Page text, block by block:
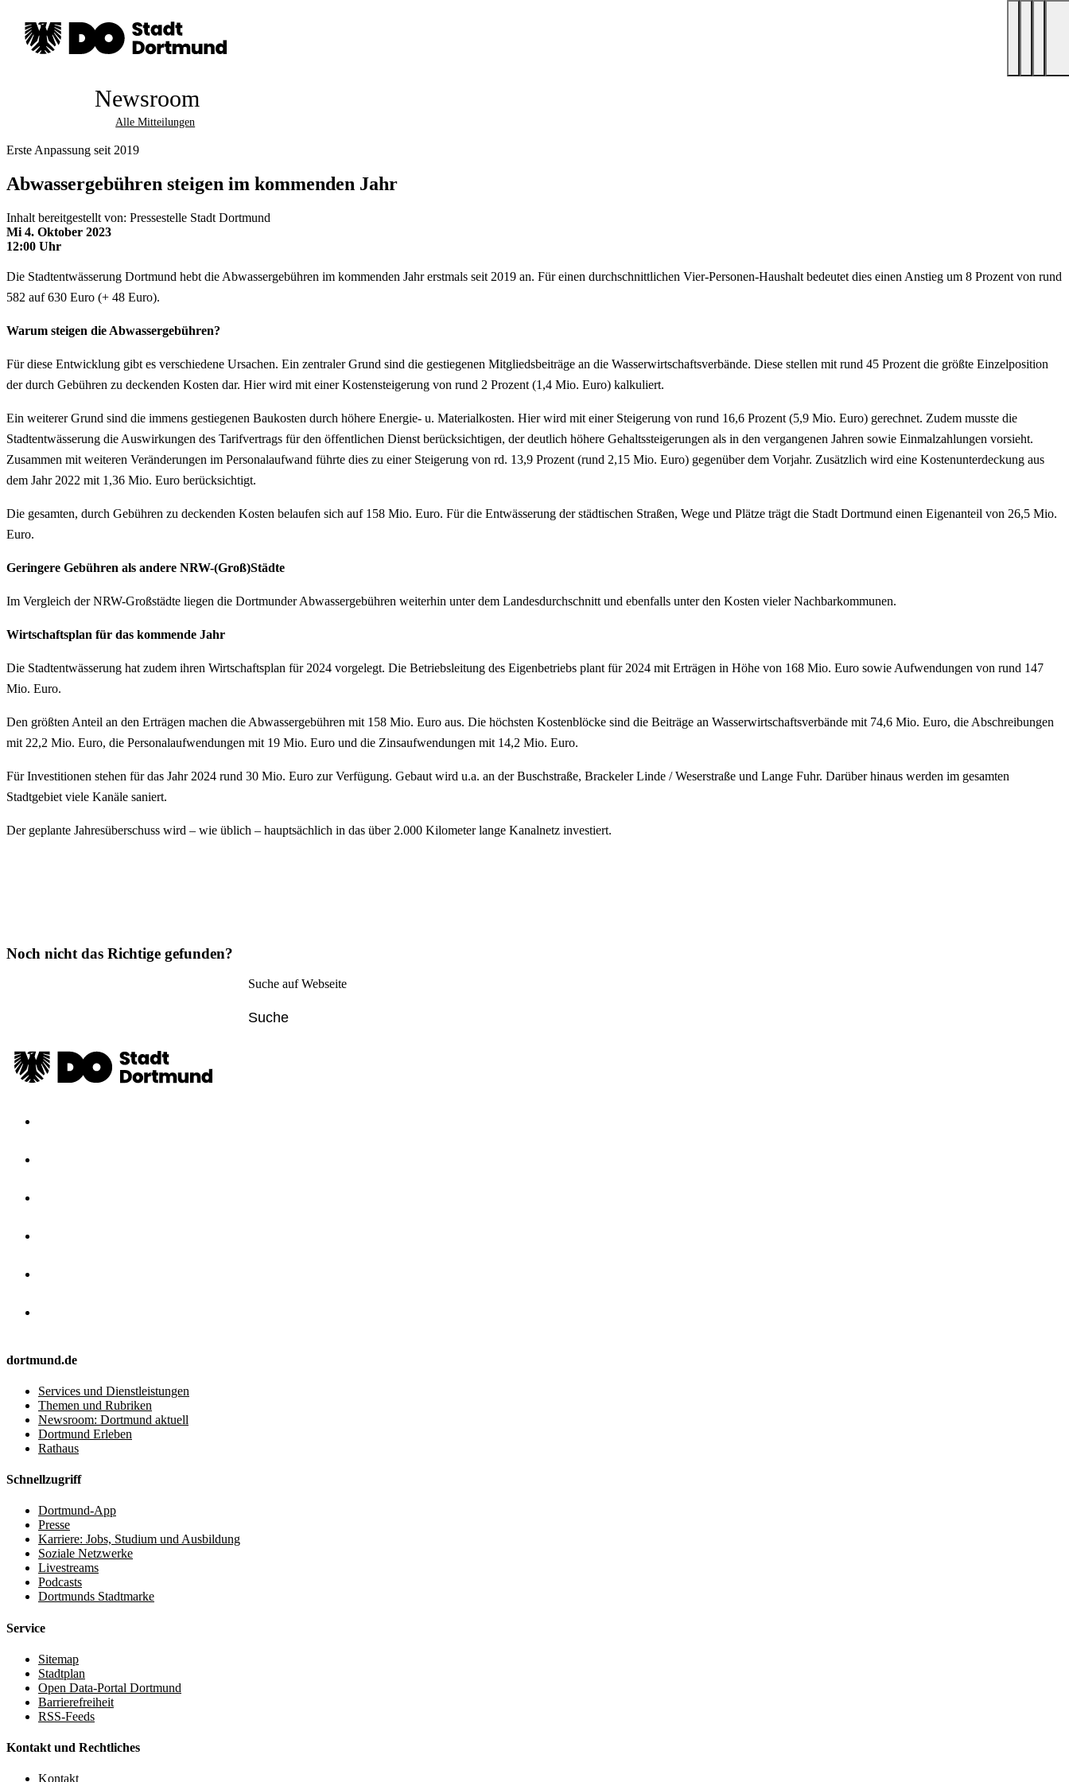
Newsroom
Alle Mitteilungen
Erste Anpassung seit 2019
Abwassergebühren steigen im kommenden Jahr
Inhalt bereitgestellt von: Pressestelle Stadt Dortmund
Mi 4. Oktober 2023
12:00 Uhr
Die Stadtentwässerung Dortmund hebt die Abwassergebühren im kommenden Jahr erstmals seit 2019 an. Für einen durchschnittlichen Vier-Personen-Haushalt bedeutet dies einen Anstieg um 8 Prozent von rund
582 auf 630 Euro (+ 48 Euro).
Warum steigen die Abwassergebühren?
Für diese Entwicklung gibt es verschiedene Ursachen. Ein zentraler Grund sind die gestiegenen Mitgliedsbeiträge an die Wasserwirtschaftsverbände. Diese stellen mit rund 45 Prozent die größte Einzelposition
der durch Gebühren zu deckenden Kosten dar. Hier wird mit einer Kostensteigerung von rund 2 Prozent (1,4 Mio. Euro) kalkuliert.
Ein weiterer Grund sind die immens gestiegenen Baukosten durch höhere Energie- u. Materialkosten. Hier wird mit einer Steigerung von rund 16,6 Prozent (5,9 Mio. Euro) gerechnet. Zudem musste die
Stadtentwässerung die Auswirkungen des Tarifvertrags für den öffentlichen Dienst berücksichtigen, der deutlich höhere Gehaltssteigerungen als in den vergangenen Jahren sowie Einmalzahlungen vorsieht.
Zusammen mit weiteren Veränderungen im Personalaufwand führte dies zu einer Steigerung von rd. 13,9 Prozent (rund 2,15 Mio. Euro) gegenüber dem Vorjahr. Zusätzlich wird eine Kostenunterdeckung aus
dem Jahr 2022 mit 1,36 Mio. Euro berücksichtigt.
Die gesamten, durch Gebühren zu deckenden Kosten belaufen sich auf 158 Mio. Euro. Für die Entwässerung der städtischen Straßen, Wege und Plätze trägt die Stadt Dortmund einen Eigenanteil von 26,5 Mio.
Euro.
Geringere Gebühren als andere NRW-(Groß)Städte
Im Vergleich der NRW-Großstädte liegen die Dortmunder Abwassergebühren weiterhin unter dem Landesdurchschnitt und ebenfalls unter den Kosten vieler Nachbarkommunen.
Wirtschaftsplan für das kommende Jahr
Die Stadtentwässerung hat zudem ihren Wirtschaftsplan für 2024 vorgelegt. Die Betriebsleitung des Eigenbetriebs plant für 2024 mit Erträgen in Höhe von 168 Mio. Euro sowie Aufwendungen von rund 147
Mio. Euro.
Den größten Anteil an den Erträgen machen die Abwassergebühren mit 158 Mio. Euro aus. Die höchsten Kostenblöcke sind die Beiträge an Wasserwirtschaftsverbände mit 74,6 Mio. Euro, die Abschreibungen
mit 22,2 Mio. Euro, die Personalaufwendungen mit 19 Mio. Euro und die Zinsaufwendungen mit 14,2 Mio. Euro.
Für Investitionen stehen für das Jahr 2024 rund 30 Mio. Euro zur Verfügung. Gebaut wird u.a. an der Buschstraße, Brackeler Linde / Weserstraße und Lange Fuhr. Darüber hinaus werden im gesamten
Stadtgebiet viele Kanäle saniert.
Der geplante Jahresüberschuss wird – wie üblich – hauptsächlich in das über 2.000 Kilometer lange Kanalnetz investiert.
Noch nicht das Richtige gefunden?
Suche auf Webseite
dortmund.de
Services und Dienstleistungen
Themen und Rubriken
Newsroom: Dortmund aktuell
Dortmund Erleben
Rathaus
Schnellzugriff
Dortmund-App
Presse
Karriere: Jobs, Studium und Ausbildung
Soziale Netzwerke
Livestreams
Podcasts
Dortmunds Stadtmarke
Service
Sitemap
Stadtplan
Open Data-Portal Dortmund
Barrierefreiheit
RSS-Feeds
Kontakt und Rechtliches
Kontakt